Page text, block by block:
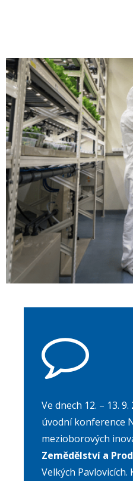
Ve dnech 12. – 13.
úvodní konference
mezioborových
Zemědělství a
Velkých
Etický
kodex
Komu
pomáháme?
Otevřené
pozice
Novinky
eShop
Akce
Čeština